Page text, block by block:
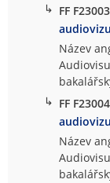
↳ FF
Název
↳ FF
Název